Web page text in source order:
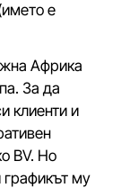
е
Африка
За да
клиенти и
BV. Но
му